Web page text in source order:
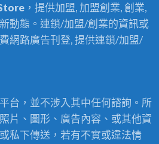
，提供加盟, 加盟創業, 創業,
動態。連鎖/加盟/創業的資訊或
網路廣告刊登, 提供連鎖/加盟/
台，並不涉入其中任何諮詢。所
片、圖形、廣告內容、或其他資
私下傳送，若有不實或違法情